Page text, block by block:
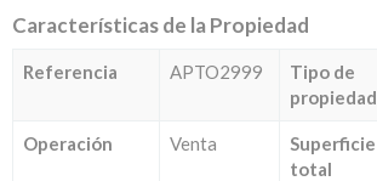
Características de la Propiedad
Referencia APTO2999
Tipo de
propiedad
Operación Venta
Superficie
total